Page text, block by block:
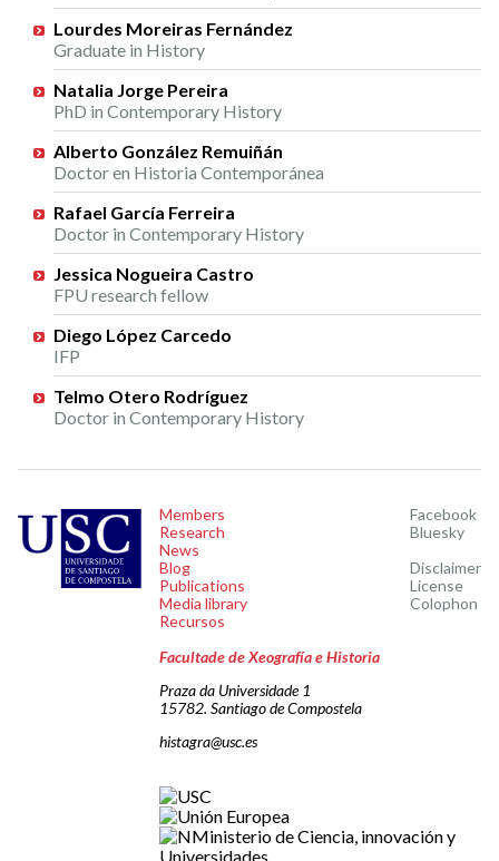
Lourdes Moreiras Fernández
Graduate in History
Natalia Jorge Pereira
PhD in Contemporary History
Alberto González Remuiñán
Doctor en Historia Contemporánea
Rafael García Ferreira
Doctor in Contemporary History
Jessica Nogueira Castro
FPU research fellow
Diego López Carcedo
IFP
Telmo Otero Rodríguez
Doctor in Contemporary History
Members
Research
News
Blog
Publications
Media library
Recursos
Facebook
Bluesky
Disclaimer
License
Colophon
Facultade de Xeografía e Historia
Praza da Universidade 1
15782. Santiago de Compostela
histagra@usc.es